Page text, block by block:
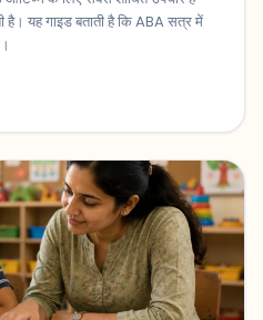
है। यह गाइड बताती है कि ABA सत्र में